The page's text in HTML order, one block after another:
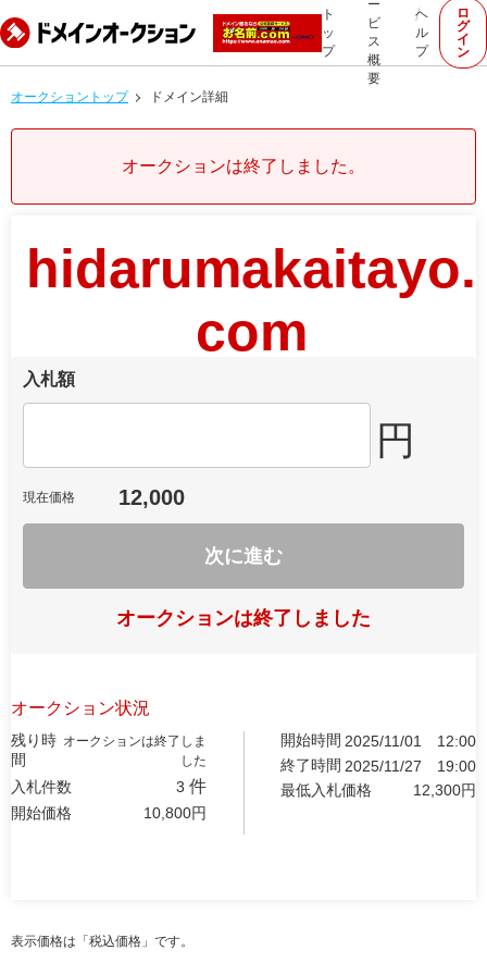
ト
ッ
プ
ー
ビ
ス
概
要
ヘ
ル
プ
ロ
グ
イ
ン
オークショントップ ドメイン詳細
オークションは終了しました。
hidarumakaitayo.
com
入札額
円
現在価格 12,000
次に進む
オークションは終了しました
オークション状況
残り時
間
オークションは終了しま
した
入札件数 3 件
開始価格 10,800円
開始時間 2025/11/01
12:00
終了時間 2025/11/27
19:00
最低入札価格
12,300円
表示価格は「税込価格」です。